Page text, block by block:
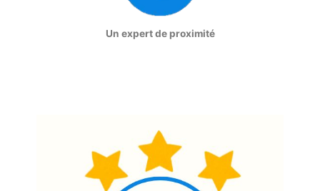
Un expert de proximité